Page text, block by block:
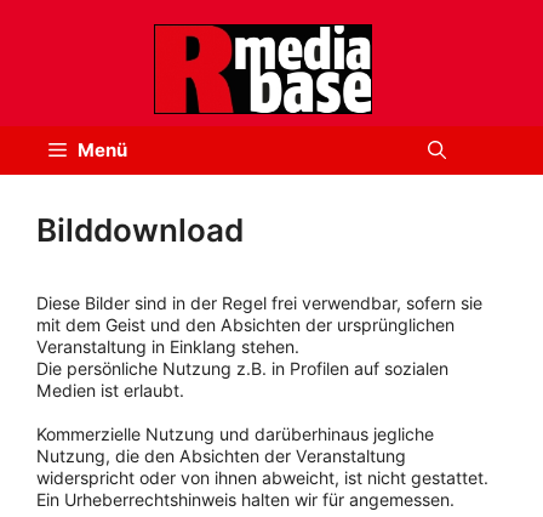
Menü
Bilddownload
Diese Bilder sind in der Regel frei verwendbar, sofern sie
mit dem Geist und den Absichten der ursprünglichen
Veranstaltung in Einklang stehen.
Die persönliche Nutzung z.B. in Profilen auf sozialen
Medien ist erlaubt.
Kommerzielle Nutzung und darüberhinaus jegliche
Nutzung, die den Absichten der Veranstaltung
widerspricht oder von ihnen abweicht, ist nicht gestattet.
Ein Urheberrechtshinweis halten wir für angemessen.